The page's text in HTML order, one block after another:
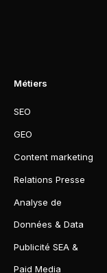
Métiers
SEO
GEO
Content marketing
Relations Presse
Analyse de
Données & Data
Publicité SEA &
Paid Media